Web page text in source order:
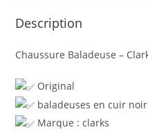
Description
Chaussure Baladeuse –
Original
baladeuses en cuir
Marque : clarks